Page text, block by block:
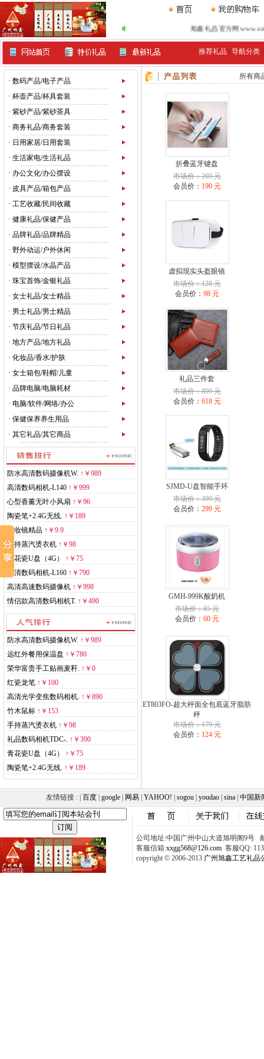
旭鑫礼品官方网
推荐礼品 |导航分类
· 数码产品/电子产品
· 杯壶产品/杯具套装
· 紫砂产品/紫砂茶具
· 商务礼品/商务套装
· 日用家居/日用套装
· 生活家电/生活礼品
· 办公文化/办公摆设
· 皮具产品/箱包产品
· 工艺收藏/民间收藏
· 健康礼品/保健产品
· 品牌礼品/品牌精品
· 野外动运/户外休闲
· 模型摆设/水晶产品
· 珠宝首饰/金银礼品
· 女士礼品/女士精品
· 男士礼品/男士精品
· 节庆礼品/节日礼品
· 地方产品/地方礼品
· 化妆品/香水/护肤
· 女士箱包/鞋帽/儿童
· 品牌电脑/电脑耗材
· 电脑/软件/网络/办公
· 保健保养养生用品
· 其它礼品/其它商品
防水高清数码摄像机W. ↑ ￥989
高清数码相机-L140 ↑ ￥999
心型香薰无叶小风扇 ↑ ￥96
陶瓷笔+2.4G无线. ↑ ￥189
化妆镜精品 ↑ ￥9.9
手持蒸汽烫衣机 ↑ ￥98
青花瓷U盘（4G）
↑ ￥75
高清数码相机-L160 ↑ ￥790
高清高速数码摄像机 ↑ ￥998
情侣款高清数码相机T. ↑ ￥490
防水高清数码摄像机W. ↑ ￥989
远红外餐用保温盘 ↑ ￥780
荣华富贵手工贴画麦秆. ↑ ￥0
红瓷龙笔 ↑ ￥100
高清光学变焦数码相机. ↑ ￥890
竹木鼠标 ↑ ￥153
手持蒸汽烫衣机 ↑ ￥98
礼品数码相机TDC-. ↑ ￥390
青花瓷U盘（4G）
↑ ￥75
陶瓷笔+2.4G无线. ↑ ￥189
所有商
折叠蓝牙键盘
市场价：269 元
会员价： 190 元
虚拟现实头盔眼镜
市场价：128 元
会员价： 98 元
礼品三件套
市场价：899 元
会员价： 618 元
SJMD-U盘智能手环
市场价：399 元
会员价： 299 元
GMH-999K酸奶机
市场价：85 元
会员价： 60 元
ET803FO-超大秤面全包底蓝牙脂肪
秤
市场价：179 元
会员价： 124 元
友情链接 : |百度 |google 网易 |YAHOO! |sogou |youdao |sina |中国新
公司地址:中国广州中山大道旭明阁9号
客服信箱:xxgg568@126.com 客服QQ:
copyright © 2006-2013 广州旭鑫工艺礼品